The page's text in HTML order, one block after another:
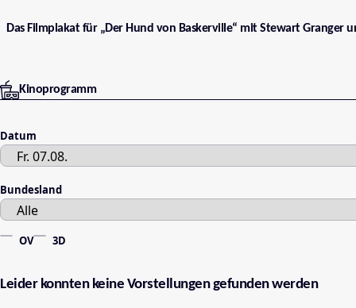
Das Filmplakat für „Der Hund von Baskerville“ mit Stewart Granger
Kinoprogramm
Datum
Bundesland
OV 3D
Leider konnten keine Vorstellungen gefunden werden